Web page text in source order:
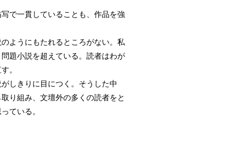
で一貫していることも、作品を強
ようにもたれるところがない。私
題小説を超えている。読者はわが
。
しきりに目につく。そうした中
り組み、文壇外の多くの読者をと
ている。